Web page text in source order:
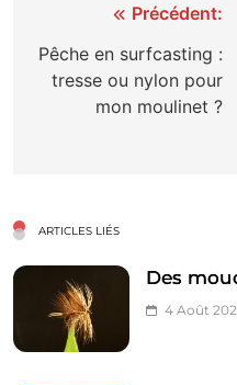
Navigation
de
l’article
Précédent:
Pêche en surfcasting :
tresse ou nylon pour
mon moulinet ?
ARTICLES LIÉS
Des
4 Août